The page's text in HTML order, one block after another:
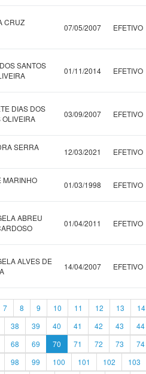
CRUZ
07/05/2007 EFETIVO
SANTOS
01/11/2014 EFETIVO
DIAS DOS
OLIVEIRA
03/09/2007 EFETIVO
SERRA
12/03/2021 EFETIVO
MARINHO
01/03/1998 EFETIVO
ABREU
01/04/2011 EFETIVO
ALVES DE
14/04/2007 EFETIVO
7 8 9 10 11 12 13 14
38 39 40 41 42 43 44
68 69 70 71 72 73 74
98 99 100 101 102 103